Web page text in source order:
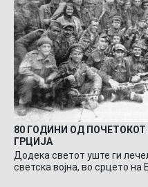
80 ГОДИНИ ОД ПОЧЕТОКОТ
ГРЦИЈА
Додека светот уште ги
светска војна, во срцето на